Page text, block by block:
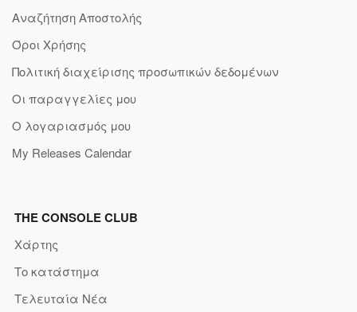
Αναζήτηση Αποστολής
Όροι Χρήσης
Πολιτική διαχείρισης προσωπικών δεδομένων
Οι παραγγελίες μου
Ο λογαριασμός μου
My Releases Calendar
THE CONSOLE CLUB
Χάρτης
Το κατάστημα
Τελευταία Νέα